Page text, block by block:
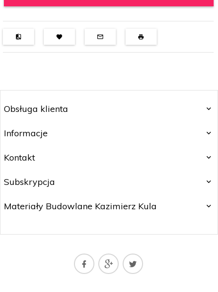
Obsługa klienta
Informacje
Kontakt
Subskrypcja
Materiały Budowlane Kazimierz Kula
matbud@matbud.pl